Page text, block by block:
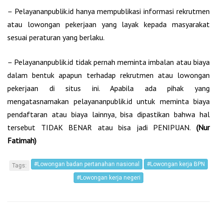
– Pelayananpublik.id hanya mempublikasi informasi rekrutmen
atau lowongan pekerjaan yang layak kepada masyarakat
sesuai peraturan yang berlaku.
– Pelayananpublik.id tidak pernah meminta imbalan atau biaya
dalam bentuk apapun terhadap rekrutmen atau lowongan
pekerjaan di situs ini. Apabila ada pihak yang
mengatasnamakan pelayananpublik.id untuk meminta biaya
pendaftaran atau biaya lainnya, bisa dipastikan bahwa hal
tersebut TIDAK BENAR atau bisa jadi PENIPUAN. (Nur
Fatimah)
Tags: #Lowongan badan pertanahan nasional
#Lowongan kerja BPN
#Lowongan kerja negeri